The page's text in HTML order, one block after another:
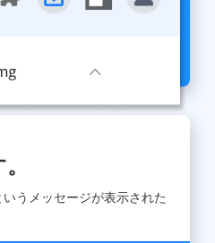
いうメッセージが表示された